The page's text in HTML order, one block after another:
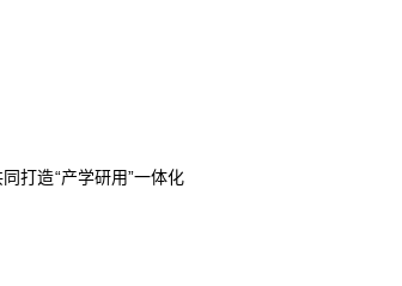
打造“产学研用”一体化